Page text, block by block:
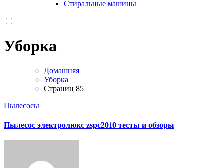
Стиральные машины
Уборка
Домашняя
Уборка
Страниц 85
Пылесосы
Пылесос электролюкс zspc2010 тесты и обзоры